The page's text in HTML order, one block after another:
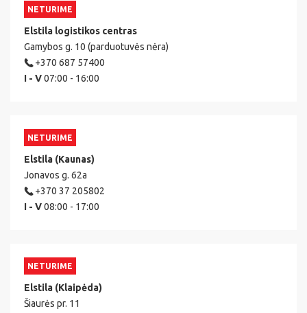
NETURIME
Elstila logistikos centras
Gamybos g. 10 (parduotuvės nėra)
+370 687 57400
I - V07:00 - 16:00
NETURIME
Elstila (Kaunas)
Jonavos g. 62a
+370 37 205802
I - V08:00 - 17:00
NETURIME
Elstila (Klaipėda)
Šiaurės pr. 11